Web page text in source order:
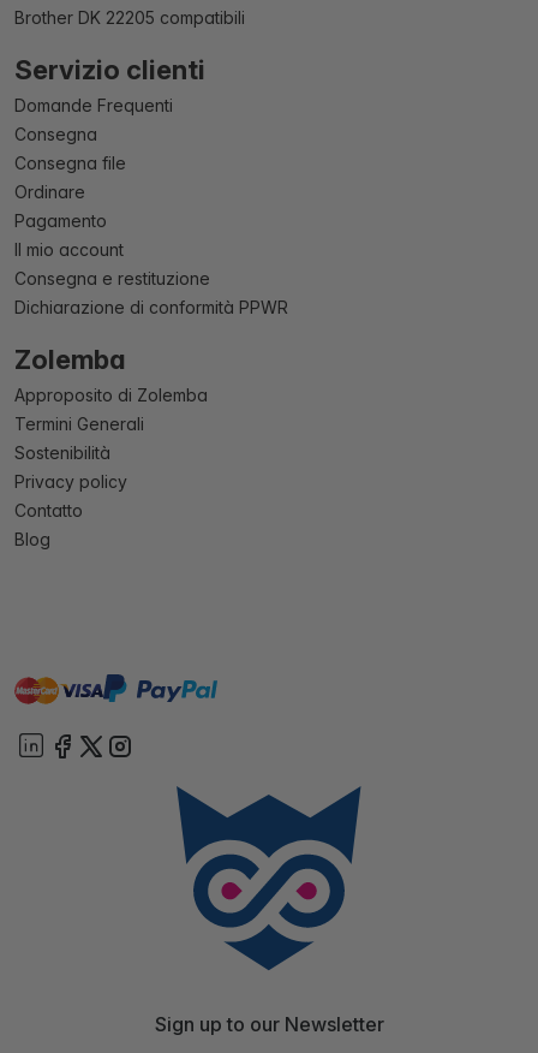
Brother DK 22205 compatibili
Servizio clienti
Domande Frequenti
Consegna
Consegna file
Ordinare
Pagamento
Il mio account
Consegna e restituzione
Dichiarazione di conformità PPWR
Zolemba
Approposito di Zolemba
Termini Generali
Sostenibilità
Privacy policy
Contatto
Blog
mastervisa paypal
Sign up to our Newsletter